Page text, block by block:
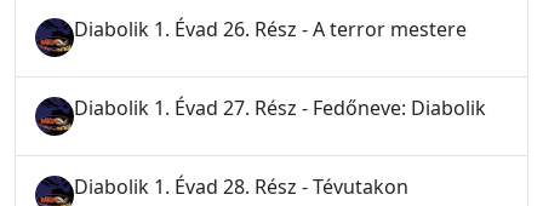
Diabolik 1. Évad 26. Rész - A terror mestere
Diabolik 1. Évad 27. Rész - Fedőneve: Diabolik
Diabolik 1. Évad 28. Rész - Tévutakon